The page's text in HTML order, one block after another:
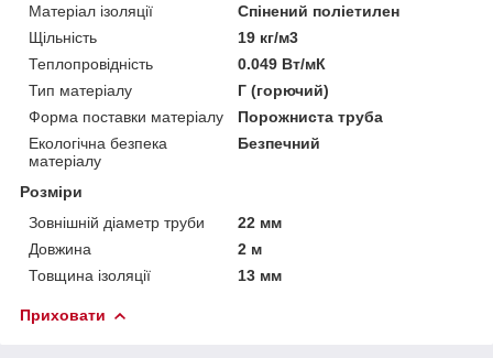
Матеріал ізоляції
Спінений поліетилен
Щільність
19 кг/м3
Теплопровідність
0.049 Вт/мК
Тип матеріалу
Г (горючий)
Форма поставки матеріалу
Порожниста труба
Екологічна безпека
матеріалу
Безпечний
Розміри
Зовнішній діаметр труби
22 мм
Довжина
2 м
Товщина ізоляції
13 мм
Приховати